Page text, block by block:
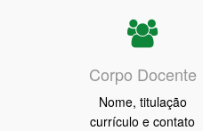
Corpo Docente
Nome, titulação
currículo e contato